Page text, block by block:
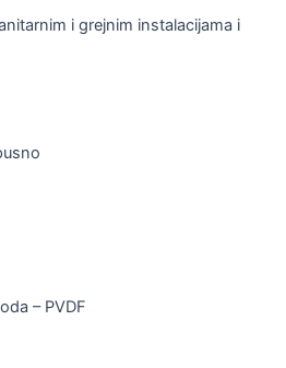
i grejnim instalacijama i
– PVDF